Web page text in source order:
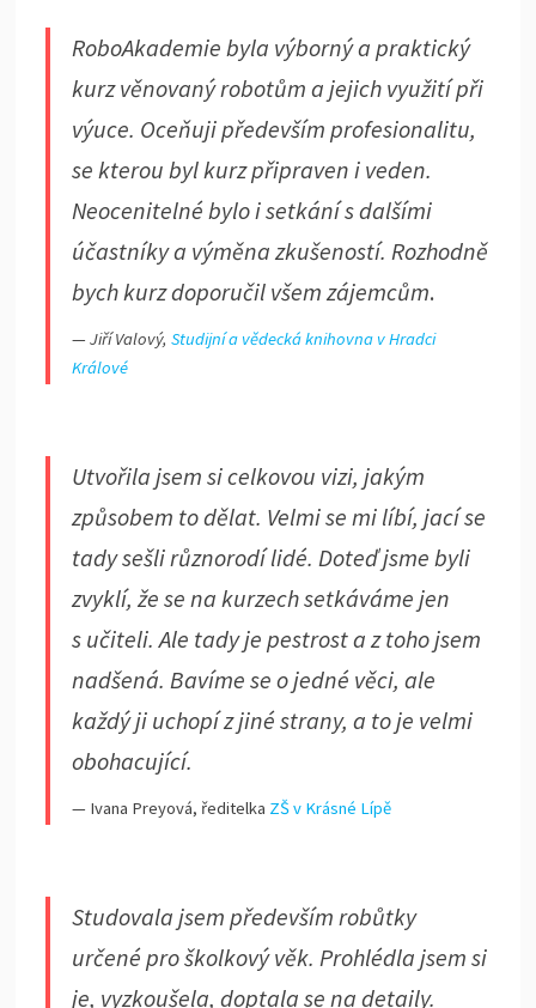
RoboAkademie byla výborný a praktický
kurz věnovaný robotům a jejich využití při
výuce. Oceňuji především profesionalitu,
se kterou byl kurz připraven i veden.
Neocenitelné bylo i setkání s dalšími
účastníky a výměna zkušeností. Rozhodně
bych kurz doporučil všem zájemcům.
—Jiří Valový,Studijní a vědecká knihovna v Hradci
Králové
Utvořila jsem si celkovou vizi, jakým
způsobem to dělat. Velmi se mi líbí, jací se
tady sešli různorodí lidé. Doteď jsme byli
zvyklí, že se na kurzech setkáváme jen
s učiteli. Ale tady je pestrost a z toho jsem
nadšená. Bavíme se o jedné věci, ale
každý ji uchopí z jiné strany, a to je velmi
obohacující.
— Ivana Preyová, ředitelka ZŠ v Krásné Lípě
Studovala jsem především robůtky
určené pro školkový věk. Prohlédla jsem si
je, vyzkoušela, doptala se na detaily.